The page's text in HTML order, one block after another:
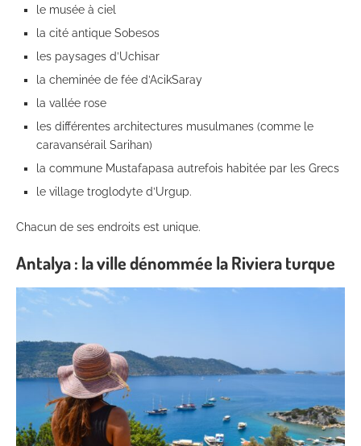
le musée à ciel
la cité antique Sobesos
les paysages d’Uchisar
la cheminée de fée d’AcikSaray
la vallée rose
les différentes architectures musulmanes (comme le
caravansérail Sarihan)
la commune Mustafapasa autrefois habitée par les Grecs
le village troglodyte d’Urgup.
Chacun de ses endroits est unique.
Antalya : la ville dénommée la Riviera turque